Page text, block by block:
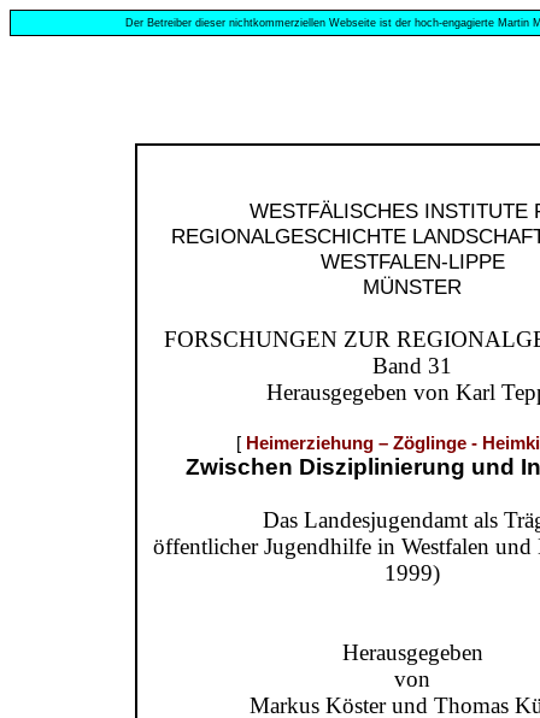
Der Betreiber dieser nichtkommerziellen Webseite ist der hoch-engagierte Martin
WESTFÄLISCHES INSTITUTE
REGIONALGESCHICHTE
WESTFALEN-LIPPE
MÜNSTER
FORSCHUNGEN ZUR
Band 31
Herausgegeben von Karl
[ Heimerziehung – Zöglinge -
Zwischen Disziplinierung und
Das Landesjugendamt als
öffentlicher Jugendhilfe in Westfalen
1999)
Herausgegeben
von
Markus Köster und Thomas